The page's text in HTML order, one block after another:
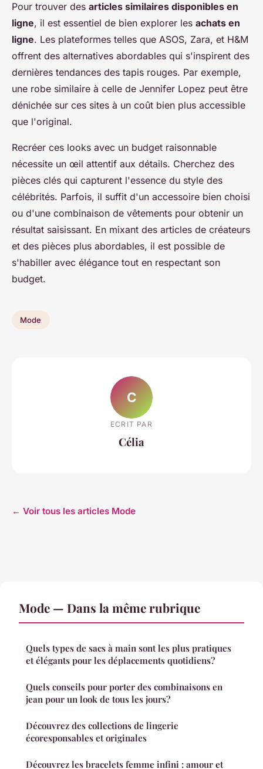
Pour trouver des articles similaires disponibles en
ligne, il est essentiel de bien explorer les achats en
ligne. Les plateformes telles que ASOS, Zara, et H&M
offrent des alternatives abordables qui s'inspirent des
dernières tendances des tapis rouges. Par exemple,
une robe similaire à celle de Jennifer Lopez peut être
dénichée sur ces sites à un coût bien plus accessible
que l'original.
Recréer ces looks avec un budget raisonnable
nécessite un œil attentif aux détails. Cherchez des
pièces clés qui capturent l'essence du style des
célébrités. Parfois, il suffit d'un accessoire bien choisi
ou d'une combinaison de vêtements pour obtenir un
résultat saisissant. En mixant des articles de créateurs
et des pièces plus abordables, il est possible de
s'habiller avec élégance tout en respectant son
budget.
Mode
C
ECRIT PAR
Célia
← Voir tous les articles Mode
Mode — Dans la même rubrique
Quels types de sacs à main sont les plus pratiques
et élégants pour les déplacements quotidiens?
Quels conseils pour porter des combinaisons en
jean pour un look de tous les jours?
Découvrez des collections de lingerie
écoresponsables et originales
Découvrez les bracelets femme infini : amour et